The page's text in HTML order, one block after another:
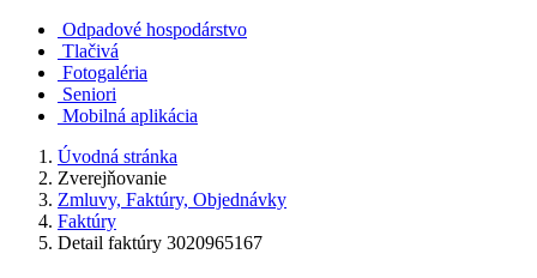
Odpadové hospodárstvo
Tlačivá
Fotogaléria
Seniori
Mobilná aplikácia
Úvodná stránka
Zverejňovanie
Zmluvy, Faktúry, Objednávky
Faktúry
Detail faktúry 3020965167